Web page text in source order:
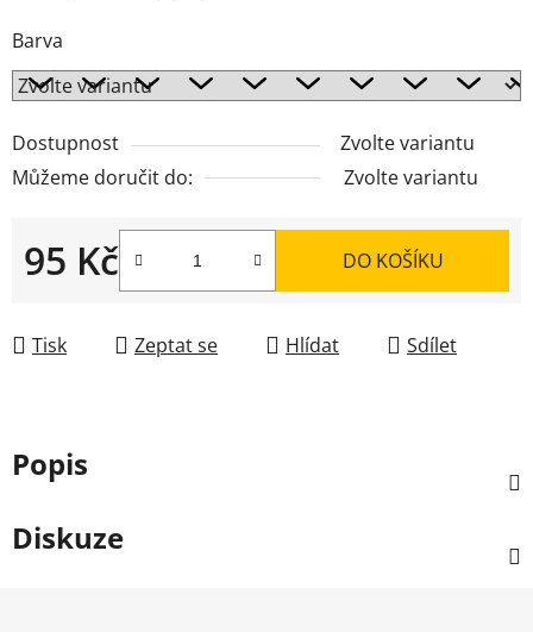
Barva
Dostupnost
Zvolte variantu
Můžeme doručit do:
Zvolte variantu
95 Kč
Měrná cena:
DO KOŠÍKU
Tisk Zeptat se Hlídat Sdílet
Popis
Diskuze